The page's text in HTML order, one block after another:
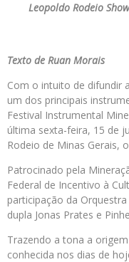
Leopoldo Rodeio
Texto de Ruan Morais
Com o intuito de difundir
um dos principais
Festival Instrumental
última sexta-feira, 15 de
Rodeio de Minas Gerais,
Patrocinado pela
Federal de Incentivo à
participação da
dupla Jonas Prates e
Trazendo a tona a
conhecida nos dias de